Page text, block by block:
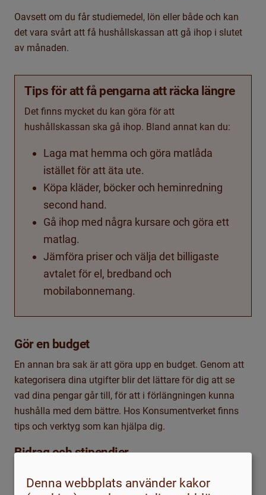
Oavsett om du får studiemedel, lön eller både och kan
det vara svårt att få hushållskassan att gå ihop i slutet
av månaden.
Tips för att få pengarna att räcka längre
Det finns mycket du kan göra för att
hushållskassan ska gå ihop. Bland annat kan du:
Laga mat hemma och göra matlåda
istället för att äta ute.
Köpa kläder, böcker och heminredning
second hand.
Gå ihop med några kursare och göra ett
matlag.
Jämföra priser och välja det billigaste
avtalet för el, bredband och
mobilabonnemang.
Gör en budget
En annan bra sak är att göra upp en budget. Genom att
kategorisera dina utgifter blir det lättare för dig att se
vad dina pengar går till, för att i förlängningen kunna
hushålla med dem bättre. Hos Konsumentverket finns
tips och verktyg som kan hjälpa dig.
Bidrag och stipendier
bostadsbidrag. Du kan läsa mer om bostadsbidrag hos
Denna webbplats använder kakor